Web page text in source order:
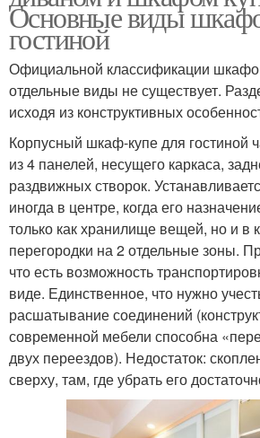
Основные виды
гостиной
Официальной классификации
отдельные виды не существует.
исходя из конструктивных
Корпусный шкаф-купе для гостиной
из 4 панелей, несущего каркаса,
раздвижных створок.
иногда в центре, когда его
только как хранилище вещей, но и в
перегородки на 2 отдельные зоны.
что есть возможность
виде. Единственное, что нужно
расшатывание соединений
современной мебели способна
двух переездов). Недостаток:
сверху, там, где убрать его